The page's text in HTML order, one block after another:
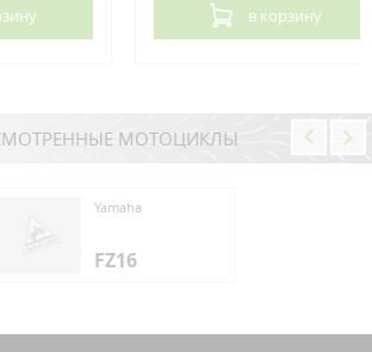
в корзину
МОТОЦИКЛЫ
Yamaha
FZ16